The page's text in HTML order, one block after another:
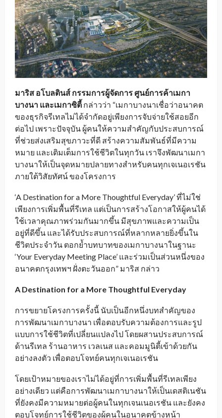
มาริส อโบลตินส์ กรรมการผู้จัดการ ศูนย์การค้าเมกา
บางนา และเมกาซิตี้ กล่าวว่า “เมกาบางนาเชื่อว่าอนาคต
ของธุรกิจรีเทลไม่ได้จำกัดอยู่เพียงการจับจ่ายใช้สอยอีก
ต่อไป เพราะปัจจุบัน ผู้คนให้ความสำคัญกับประสบการณ์
ที่ช่วยส่งเสริมสุขภาวะที่ดี สร้างความสัมพันธ์ที่มีความ
หมาย และเติมเต็มการใช้ชีวิตในทุกวัน เราจึงพัฒนาเมกา
บางนาให้เป็นจุดหมายปลายทางสำหรับคนทุกเจเนอเรชัน
ภายใต้วิสัยทัศน์ ของโครงการ
‘A Destination for a More Thoughtful Everyday’ ที่ไม่ใช่
เพียงการเพิ่มพื้นที่รีเทล แต่เป็นการสร้างโอกาสให้ผู้คนได้
ใช้เวลาคุณภาพร่วมกันมากขึ้น มีสุขภาพและความเป็น
อยู่ที่ดีขึ้น และได้รับประสบการณ์ที่หลากหลายยิ่งขึ้นใน
ชีวิตประจำวัน ตอกย้ำบทบาทของเมกาบางนาในฐานะ
‘Your Everyday Meeting Place’ และร่วมเป็นส่วนหนึ่งของ
อนาคตกรุงเทพฯ ฝั่งตะวันออก” มาริส กล่าว
A Destination for a More Thoughtful Everyday
การขยายโครงการครั้งนี้ นับเป็นอีกหนึ่งบทสำคัญของ
การพัฒนาเมกาบางนา เพื่อตอบรับความต้องการและรูป
แบบการใช้ชีวิตที่เปลี่ยนแปลงไป โดยผสานประสบการณ์
ด้านรีเทล ร้านอาหาร เวลเนส และคอมมูนิตี้เข้าด้วยกัน
อย่างลงตัว เพื่อตอบโจทย์คนทุกเจเนอเรชัน
โดยเป้าหมายของเราไม่ได้อยู่ที่การเพิ่มพื้นที่รีเทลเพียง
อย่างเดียว แต่คือการพัฒนาเมกาบางนาให้เป็นเดสติเนชัน
ที่ยังคงมีความหมายต่อผู้คนในทุกเจนเนอเรชัน และยังคง
ตอบโจทย์การใช้ชีวิตของผู้คนในอนาคตข้างหน้า